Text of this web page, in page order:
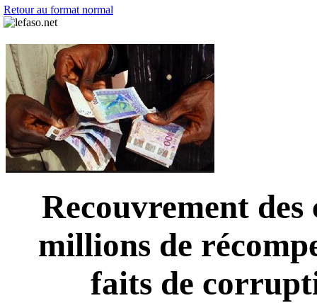
Retour au format normal
Recouvrement des
millions de
faits de